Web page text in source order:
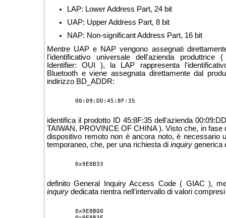
LAP: Lower Address Part, 24 bit
UAP: Upper Address Part, 8 bit
NAP: Non-significant Address Part, 16 bit
Mentre UAP e NAP vengono assegnati
l'identificativo universale dell'azienda produttrice
Identifier: OUI ), la LAP rappresenta
Bluetooth e viene assegnata direttamente dal
indirizzo BD_ADDR:
identifica il prodotto ID 45:8F:35 dell'azienda
TAIWAN, PROVINCE OF CHINA ). Visto che, in fase
dispositivo remoto non è ancora noto, è necessario
temporaneo, che, per una richiesta di inquiry generica
definito General Inquiry Access Code ( GIAC ),
inquiry dedicata rientra nell'intervallo di valori